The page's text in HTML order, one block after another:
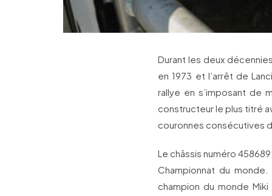
Durant les deux
en 1973 et l’arrêt de
rallye en s’imposant de
constructeur le plus titré
couronnes consécutives
Le châssis numéro
Championnat du
champion du monde